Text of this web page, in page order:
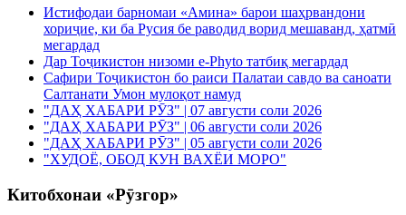
Истифодаи барномаи «Амина» барои шаҳрвандони
хориҷие, ки ба Русия бе раводид ворид мешаванд, ҳатмӣ
мегардад
Дар Тоҷикистон низоми e-Phyto татбиқ мегардад
Сафири Тоҷикистон бо раиси Палатаи савдо ва саноати
Салтанати Умон мулоқот намуд
"ДАҲ ХАБАРИ РӮЗ" | 07 августи соли 2026
"ДАҲ ХАБАРИ РӮЗ" | 06 августи соли 2026
"ДАҲ ХАБАРИ РӮЗ" | 05 августи соли 2026
"ХУДОЁ, ОБОД КУН ВАХЁИ МОРО"
Китобхонаи «Рӯзгор»